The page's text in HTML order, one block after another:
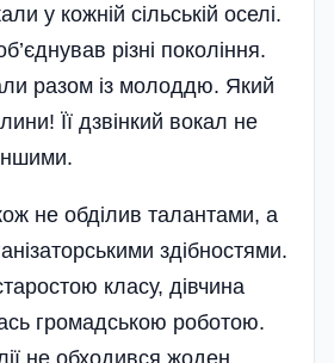
у кожній сільській оселі.
різні покоління.
разом із молоддю. Який
Її дзвінкий вокал не
не обділив талантами, а
здібностями.
класу, дівчина
громадською роботою.
не обходився жоден